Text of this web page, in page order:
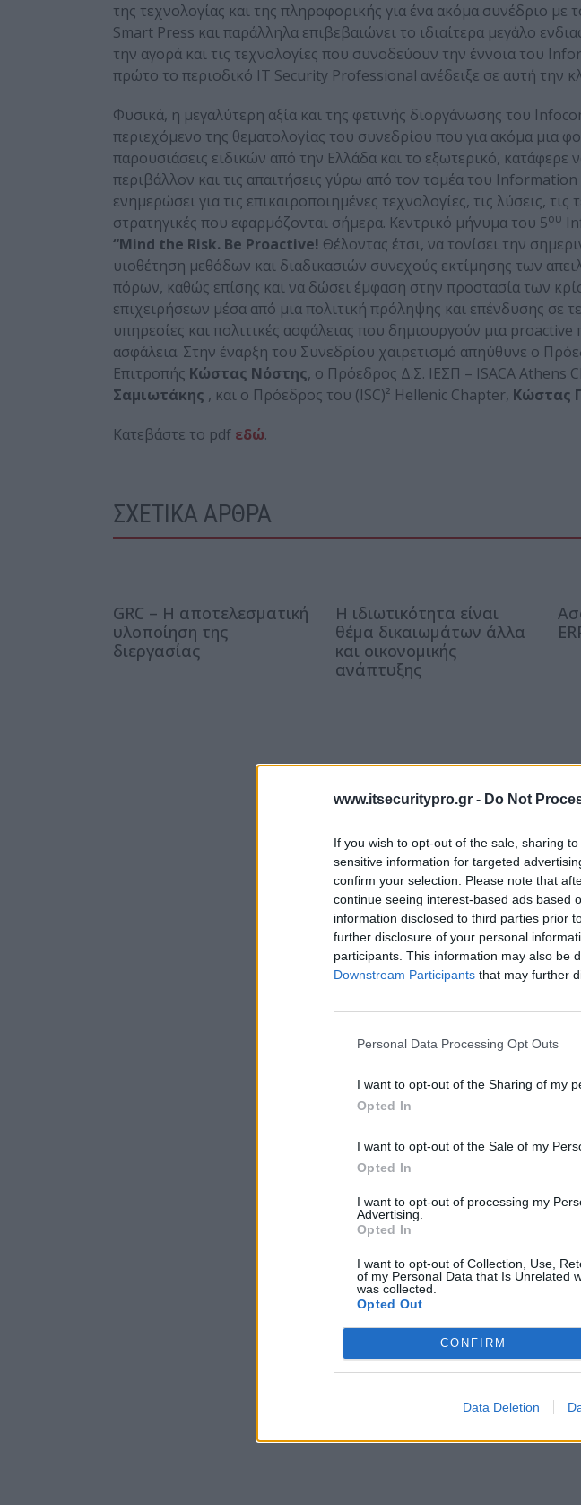
www.itsecuritypro.gr - Do Not
If you wish to opt-out of the sale, sharing
sensitive information for targeted
confirm your selection. Please note that
continue seeing interest-based ads based
information disclosed to third parties prior
further disclosure of your personal
participants. This information may also be
Downstream Participants that may further
Personal Data Processing Opt Outs
I want to opt-out of the Sharing of my
Opted In
I want to opt-out of the Sale of my
Opted In
I want to opt-out of processing my
Advertising.
Opted In
I want to opt-out of Collection, Use,
of my Personal Data that Is Unrelated
was collected.
Opted Out
CONFIRM
Data Deletion
της τεχνολογίας και της πληροφορικής για ένα ακόμα συνέδριο με
Smart Press και παράλληλα επιβεβαιώνει το ιδιαίτερα μεγάλο
την αγορά και τις τεχνολογίες που συνοδεύουν την έννοια του
πρώτο το περιοδικό IT Security Professional ανέδειξε σε αυτή την
Φυσικά, η μεγαλύτερη αξία και της φετινής διοργάνωσης του
περιεχόμενο της θεματολογίας του συνεδρίου που για ακόμα μια
παρουσιάσεις ειδικών από την Ελλάδα και το εξωτερικό, κατάφερε
περιβάλλον και τις απαιτήσεις γύρω από τον τομέα του Information
ενημερώσει για τις επικαιροποιημένες τεχνολογίες, τις λύσεις, τις
στρατηγικές που εφαρμόζονται σήμερα. Κεντρικό μήνυμα του 5ου
“Mind the Risk. Be Proactive! Θέλοντας έτσι, να τονίσει την
υιοθέτηση μεθόδων και διαδικασιών συνεχούς εκτίμησης των
πόρων, καθώς επίσης και να δώσει έμφαση στην προστασία των
επιχειρήσεων μέσα από μια πολιτική πρόληψης και επένδυσης σε
υπηρεσίες και πολιτικές ασφάλειας που δημιουργούν μια
ασφάλεια. Στην έναρξη του Συνεδρίου χαιρετισμό απηύθυνε ο
Επιτροπής Κώστας Νόστης, ο Πρόεδρος Δ.Σ. ΙΕΣΠ – ISACA Athens
Σαμιωτάκης , και ο Πρόεδρος του (ISC)² Hellenic Chapter, Κώστας
Κατεβάστε το pdf εδώ.
ΣΧΕΤΙΚΑ ΑΡΘΡΑ
GRC – Η αποτελεσματική
υλοποίηση της
διεργασίας
Η ιδιωτικότητα είναι
θέμα δικαιωμάτων άλλα
και οικονομικής
ανάπτυξης